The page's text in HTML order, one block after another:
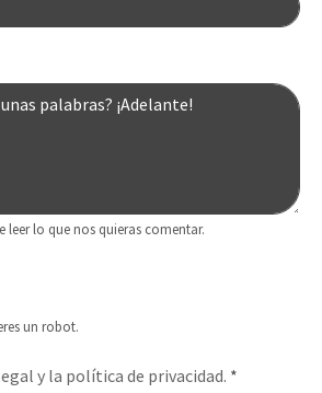
leer lo que nos quieras comentar.
un robot.
y la política de privacidad. *